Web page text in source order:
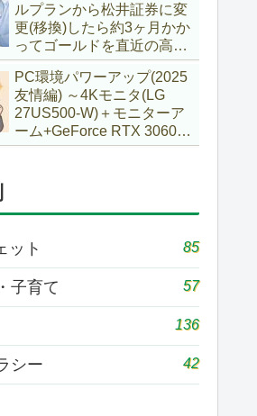
ルプランから松井証券に変
更(移換)したら約3ヶ月かか
ってゴールドを直近の高値
で購入していた話
PC環境パワーアップ(2025
友情編) ～4Kモニタ(LG
27US500-W)＋モニターア
ーム+GeForce RTX 3060Ti
VENTUS 2X 8G OCV1
ット 85
子育て 57
136
シー 42